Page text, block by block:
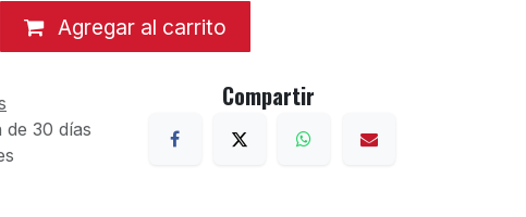
Agregar al carrito
30 días
Compartir